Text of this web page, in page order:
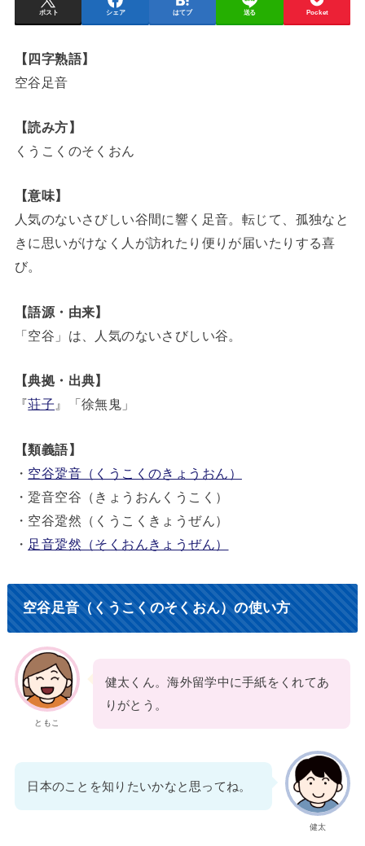
ポスト シェア はてブ 送る Pocket
【四字熟語】
空谷足音
【読み方】
くうこくのそくおん
【意味】
人気のないさびしい谷間に響く足音。転じて、孤独なと
きに思いがけなく人が訪れたり便りが届いたりする喜
び。
【語源・由来】
「空谷」は、人気のないさびしい谷。
【典拠・出典】
『荘子 』「徐無鬼」
【類義語】
・ 空谷跫音（くうこくのきょうおん）
・跫音空谷（きょうおんくうこく）
・空谷跫然（くうこくきょうぜん）
・ 足音跫然（そくおんきょうぜん）
空谷足音（くうこくのそくおん）の使い方
ともこ
健太くん。海外留学中に手紙をくれてあ
りがとう。
健太
日本のことを知りたいかなと思ってね。